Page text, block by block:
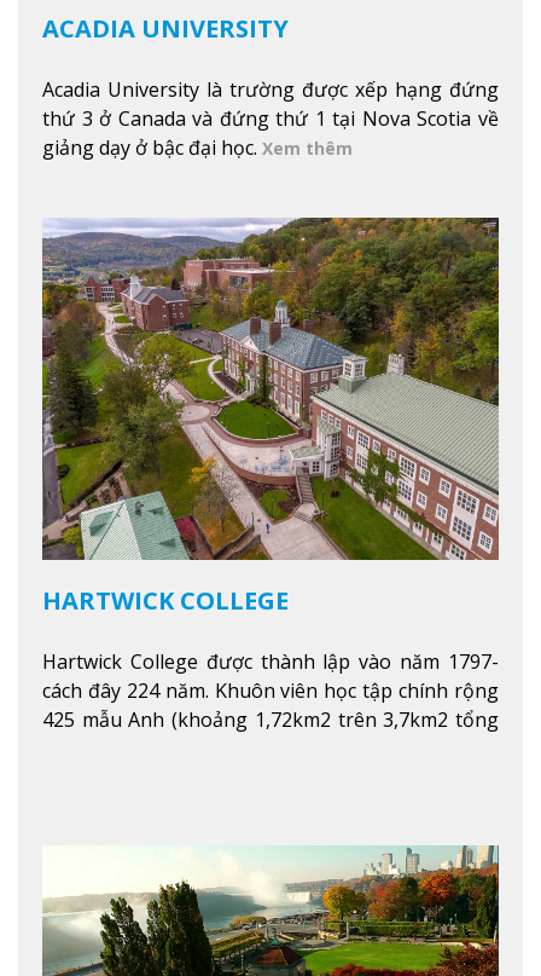
ACADIA UNIVERSITY
Acadia University là trường được xếp hạng đứng
thứ 3 ở Canada và đứng thứ 1 tại Nova Scotia về
giảng dạy ở bậc đại học. Xem thêm
HARTWICK COLLEGE
Hartwick College được thành lập vào năm 1797-
cách đây 224 năm. Khuôn viên học tập chính rộng
425 mẫu Anh (khoảng 1,72km2 trên 3,7km2 tổng